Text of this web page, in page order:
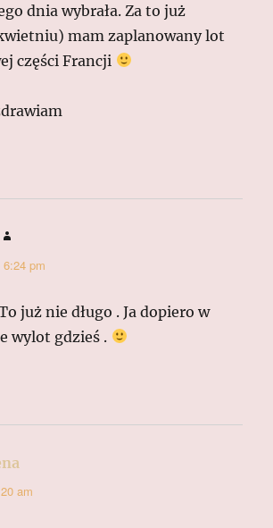
dnia wybrała. Za to już
mam zaplanowany lot
części Francji
pm
już nie długo . Ja dopiero w
wylot gdzieś .
am